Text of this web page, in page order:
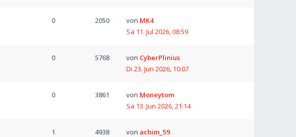
0 2050 von MK4
Sa 11. Jul 2026, 08:59
0 5768 von CyberPlinius
Di 23. Jun 2026, 10:07
0 3861 von Moneytom
Sa 13. Jun 2026, 21:14
1 4938 von achim_59